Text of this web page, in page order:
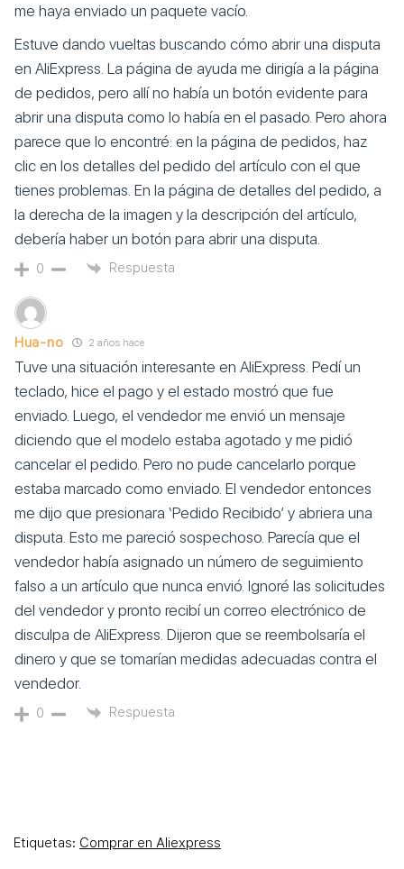
me haya enviado un paquete vacío.
Estuve dando vueltas buscando cómo abrir una disputa
en AliExpress. La página de ayuda me dirigía a la página
de pedidos, pero allí no había un botón evidente para
abrir una disputa como lo había en el pasado. Pero ahora
parece que lo encontré: en la página de pedidos, haz
clic en los detalles del pedido del artículo con el que
tienes problemas. En la página de detalles del pedido, a
la derecha de la imagen y la descripción del artículo,
debería haber un botón para abrir una disputa.
0 Respuesta
Hua-no 2 años hace
Tuve una situación interesante en AliExpress. Pedí un
teclado, hice el pago y el estado mostró que fue
enviado. Luego, el vendedor me envió un mensaje
diciendo que el modelo estaba agotado y me pidió
cancelar el pedido. Pero no pude cancelarlo porque
estaba marcado como enviado. El vendedor entonces
me dijo que presionara ‘Pedido Recibido’ y abriera una
disputa. Esto me pareció sospechoso. Parecía que el
vendedor había asignado un número de seguimiento
falso a un artículo que nunca envió. Ignoré las solicitudes
del vendedor y pronto recibí un correo electrónico de
disculpa de AliExpress. Dijeron que se reembolsaría el
dinero y que se tomarían medidas adecuadas contra el
vendedor.
0 Respuesta
Etiquetas: Comprar en Aliexpress